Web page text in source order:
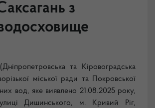
з
та Кіровоградська
міської ради та Покровської
вод, яке виявлено 21.08.2025 року,
Дишинського, м. Кривий Ріг,